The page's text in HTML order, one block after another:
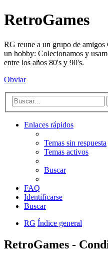
RetroGames
RG reune a un grupo de
un hobby: Colecionamos y
entre los años 80's y 90's.
Obviar
Enlaces rápidos
Temas sin respuesta
Temas activos
Buscar
FAQ
Identificarse
Buscar
RG Índice general
RetroGames -